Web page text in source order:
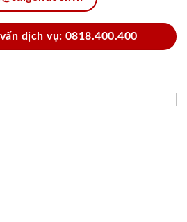
dịch vụ: 0818.400.400